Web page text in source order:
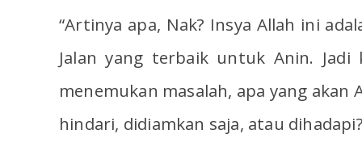
“Artinya apa, Nak? Insya Allah ini
Jalan yang terbaik untuk Anin.
menemukan masalah, apa yang akan
hindari, didiamkan saja, atau